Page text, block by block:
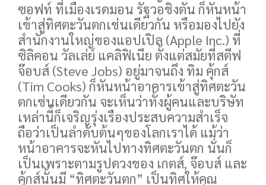
ซอฟท์ ที่เมืองเรดมอน รัฐวอชิงตัน ก็หันหน้า
เข้าสู่ทิศตะวันตกเช่นเดียวกัน หรือมองไปยัง
สำนักงานใหญ่ของแอปเปิล (Apple Inc.) ที่
ซิลิคอน วัลเล่ย์ แคลิฟิเนีย ตั้งแต่สมัยที่สตีฟ
จ๊อบส์ (Steve Jobs) อยู่มาจนถึง ทิม คุ้กส์
(Tim Cooks) ก็หันหน้าอาคารเข้าสู่ทิศตะวัน
ตกเช่นเดียวกัน จะเห็นว่าทั้งผู้คนและบริษัท
เหล่านี้ก็เจริญรุ่งเรืองประสบความสำเร็จ
ถือว่าเป็นลำดับต้นๆของโลกเราได้ แม้ว่า
หน้าอาคารจะหันไปทางทิศตะวันตก นั่นก็
เป็นเพราะตามรูปดวงของ เกตส์, จ๊อบส์ และ
คุ้กส์นั้นมี “ทิศตะวันตก” เป็นทิศให้คุณ